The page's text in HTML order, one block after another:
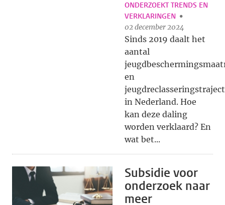
ONDERZOEKT TRENDS EN
VERKLARINGEN
02 december 2024
Sinds 2019 daalt het
aantal
en
in Nederland. Hoe
kan deze daling
worden verklaard? En
wat bet...
Subsidie voor
onderzoek naar
meer